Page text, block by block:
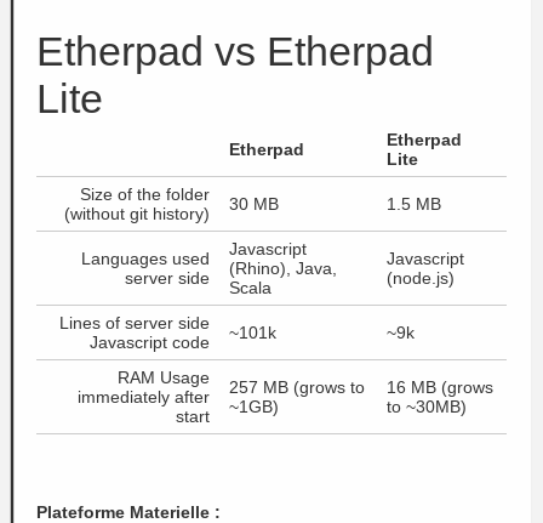
Etherpad vs Etherpad
Lite
Etherpad
Etherpad
Lite
Size of the folder
(without git history)
30 MB 1.5 MB
Languages used
server side
Javascript
(Rhino), Java,
Scala
Javascript
(node.js)
Lines of server side
Javascript code
~101k ~9k
RAM Usage
immediately after
start
257 MB (grows to
~1GB)
16 MB (grows
to ~30MB)
Plateforme Materielle :